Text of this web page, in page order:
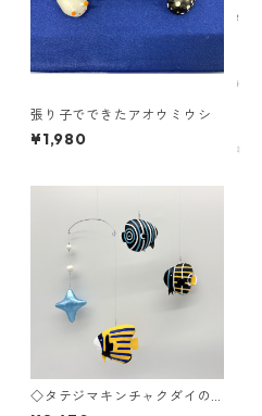
張り子でできたアオウミウシ
¥1,980
◇タテジマキンチャクダイの